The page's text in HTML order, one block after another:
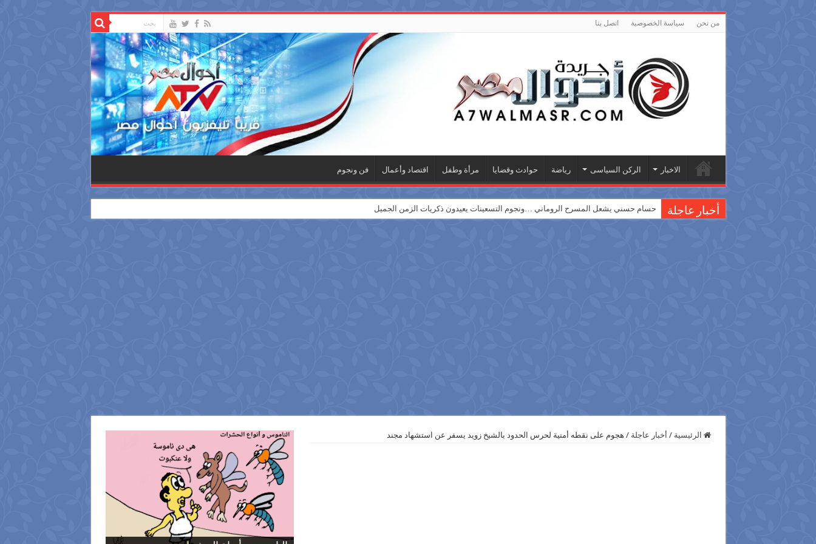
من نحن سياسة الخصوصية اتصل بنا
الاخبار الركن السياسى رياضة حوادث وقضايا مرأة وطفل اقتصاد وأعمال فن ونجوم
أخبار عاجلة حسام حسني يشعل المسرح الروماني …ونجوم التسعينات يعيدون ذكريات الزمن الجميل
الرئيسية / أخبار عاجلة / هجوم على نقطه أمنية لحرس الحدود بالشيخ زويد يسفر عن استشهاد مجند